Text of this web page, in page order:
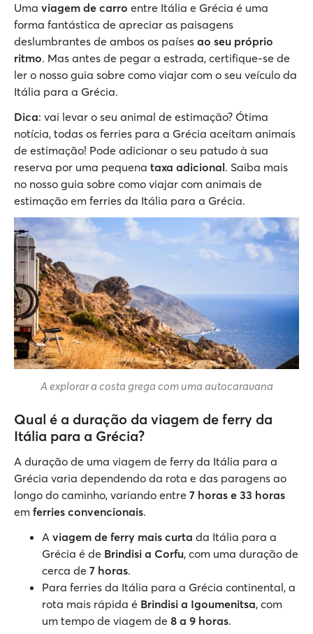
Uma viagem de carro entre Itália e Grécia é uma
forma fantástica de apreciar as paisagens
deslumbrantes de ambos os países ao seu próprio
ritmo. Mas antes de pegar a estrada, certifique-se de
ler o nosso guia sobre como viajar com o seu veículo da
Itália para a Grécia.
Dica: vai levar o seu animal de estimação? Ótima
notícia, todas os ferries para a Grécia aceitam animais
de estimação! Pode adicionar o seu patudo à sua
reserva por uma pequena taxa adicional. Saiba mais
no nosso guia sobre como viajar com animais de
estimação em ferries da Itália para a Grécia.
A explorar a costa grega com uma autocaravana
Qual é a duração da viagem de ferry da
Itália para a Grécia?
A duração de uma viagem de ferry da Itália para a
Grécia varia dependendo da rota e das paragens ao
longo do caminho, variando entre 7 horas e 33 horas
em ferries convencionais.
A viagem de ferry mais curta da Itália para a
Grécia é de Brindisi a Corfu, com uma duração de
cerca de 7 horas.
Para ferries da Itália para a Grécia continental, a
rota mais rápida é Brindisi a Igoumenitsa, com
um tempo de viagem de 8 a 9 horas.